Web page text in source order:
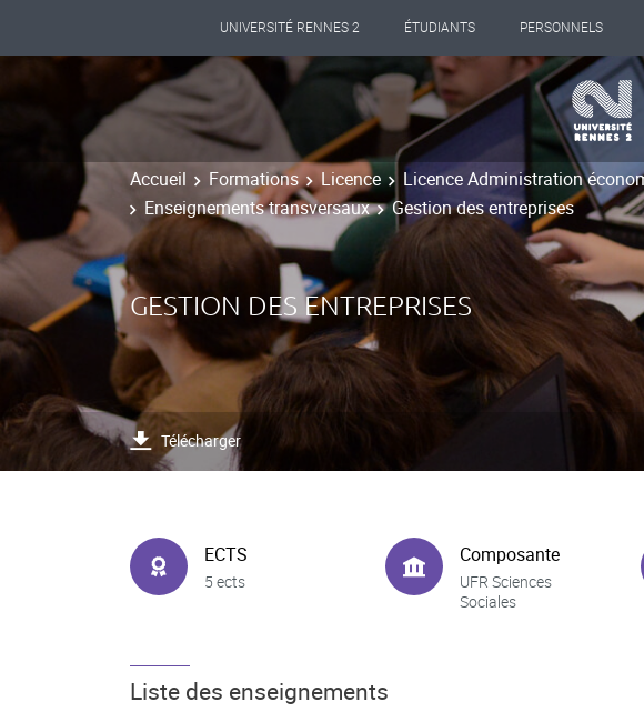
UNIVERSITÉ RENNES 2 ÉTUDIANTS PERSONNELS
Accueil Formations Licence Licence Administration
Enseignements transversaux
Gestion des entreprises
GESTION DES ENTREPRISES
Télécharger
ECTS
5 ects
Composante
UFR Sciences
Sociales
Liste des enseignements